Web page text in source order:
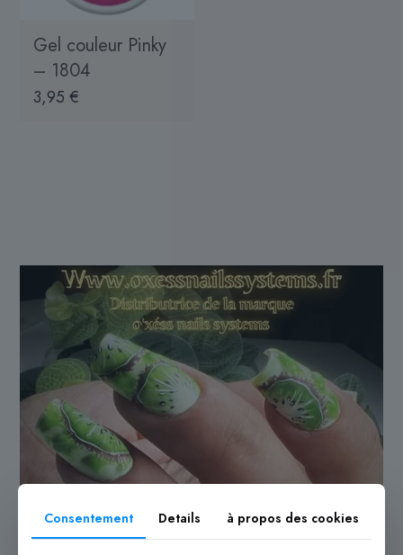
Gel couleur Pinky
– 1804
3,95€
Consentement Details à propos des cookies